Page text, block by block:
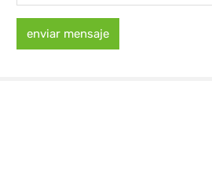
enviar mensaje